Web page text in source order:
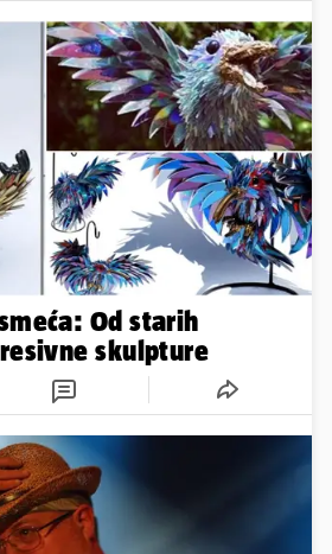
Od starih
skulpture